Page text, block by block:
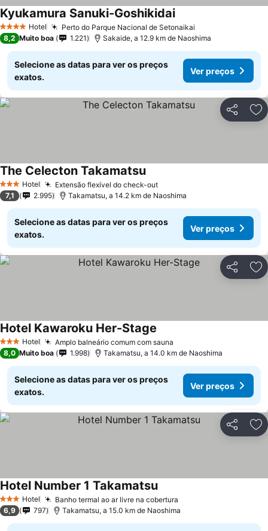
4 EstrelasHotel Perto do Parque Nacional de Setonaikai
Kyukamura Sanuki-Goshikidai
8,2 Muito boa 1.221 Sakaide, a 12.9 km de Naoshima
Selecione as datas para ver os preços
exatos.
Ver preços
Partilhar
3 EstrelasHotel Extensão flexível do check-out
The Celecton Takamatsu
7,1 2.995 Takamatsu, a 14.2 km de Naoshima
Selecione as datas para ver os preços
exatos.
Ver preços
Partilhar
3 EstrelasHotel Amplo balneário comum com sauna
Hotel Kawaroku Her-Stage
8,0 Muito boa 1.998 Takamatsu, a 14.0 km de Naoshima
Selecione as datas para ver os preços
exatos.
Ver preços
Partilhar
3 EstrelasHotel Banho termal ao ar livre na cobertura
Hotel Number 1 Takamatsu
6,9 797 Takamatsu, a 15.0 km de Naoshima